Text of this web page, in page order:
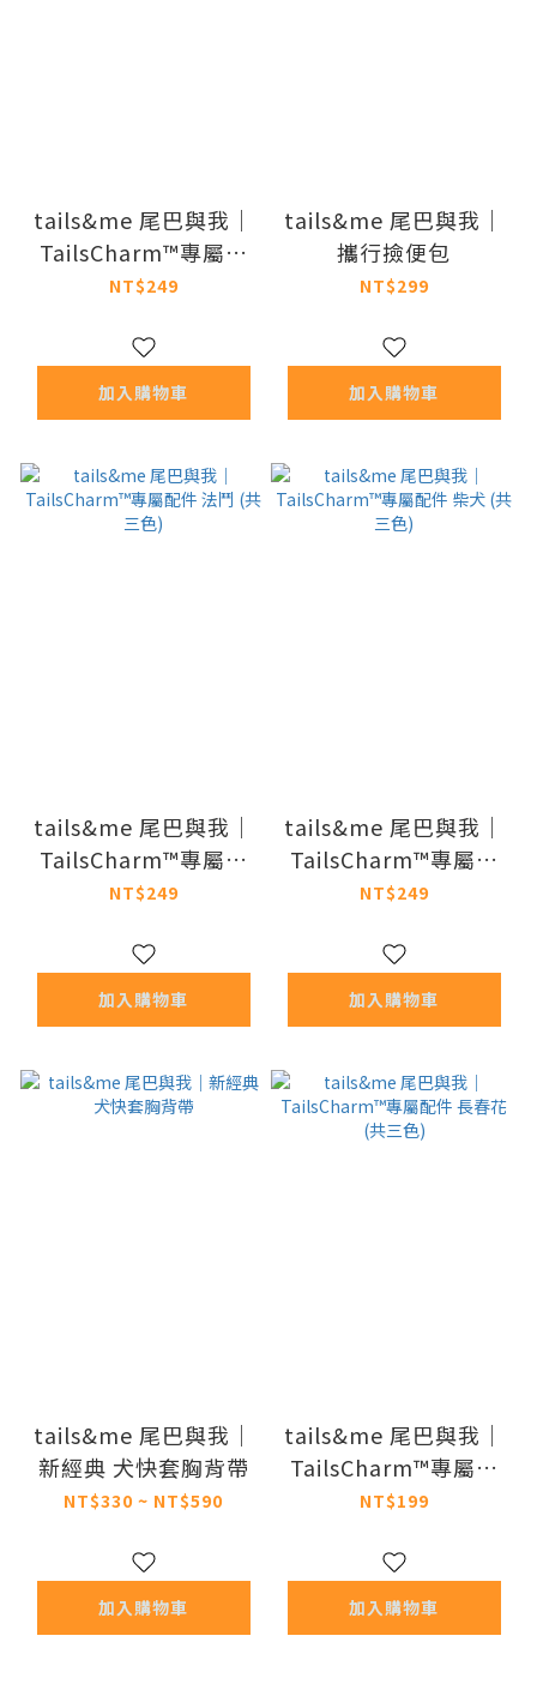
tails&me 尾巴與我｜
TailsCharm™專屬配
件 哈士奇 (共二色)
NT$249
加入購物車
tails&me 尾巴與我｜
攜行撿便包
NT$299
加入購物車
tails&me 尾巴與我｜
TailsCharm™專屬配
件 法鬥 (共三色)
NT$249
加入購物車
tails&me 尾巴與我｜
TailsCharm™專屬配
件 柴犬 (共三色)
NT$249
加入購物車
tails&me 尾巴與我｜
新經典 犬快套胸背帶
NT$330 ~ NT$590
加入購物車
tails&me 尾巴與我｜
TailsCharm™專屬配
件 長春花 (共三色)
NT$199
加入購物車